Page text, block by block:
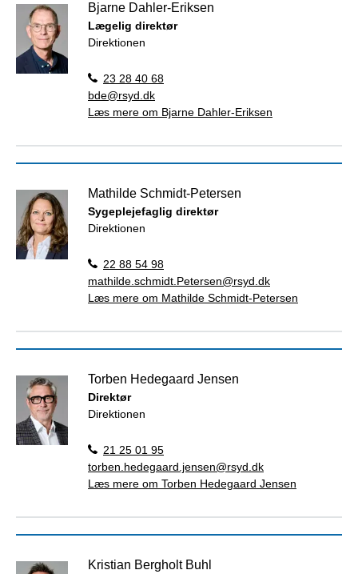
Bjarne Dahler-Eriksen
Lægelig direktør
Direktionen
23 28 40 68
bde@rsyd.dk
Læs mere om Bjarne Dahler-Eriksen
Mathilde Schmidt-Petersen
Sygeplejefaglig direktør
Direktionen
22 88 54 98
mathilde.schmidt.Petersen@rsyd.dk
Læs mere om Mathilde Schmidt-Petersen
Torben Hedegaard Jensen
Direktør
Direktionen
21 25 01 95
torben.hedegaard.jensen@rsyd.dk
Læs mere om Torben Hedegaard Jensen
Kristian Bergholt Buhl